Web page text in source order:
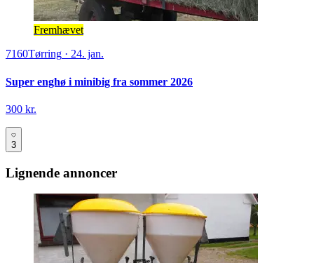
Fremhævet
7160Tørring · 24. jan.
Super enghø i minibig fra sommer 2026
300 kr.
3
Lignende annoncer